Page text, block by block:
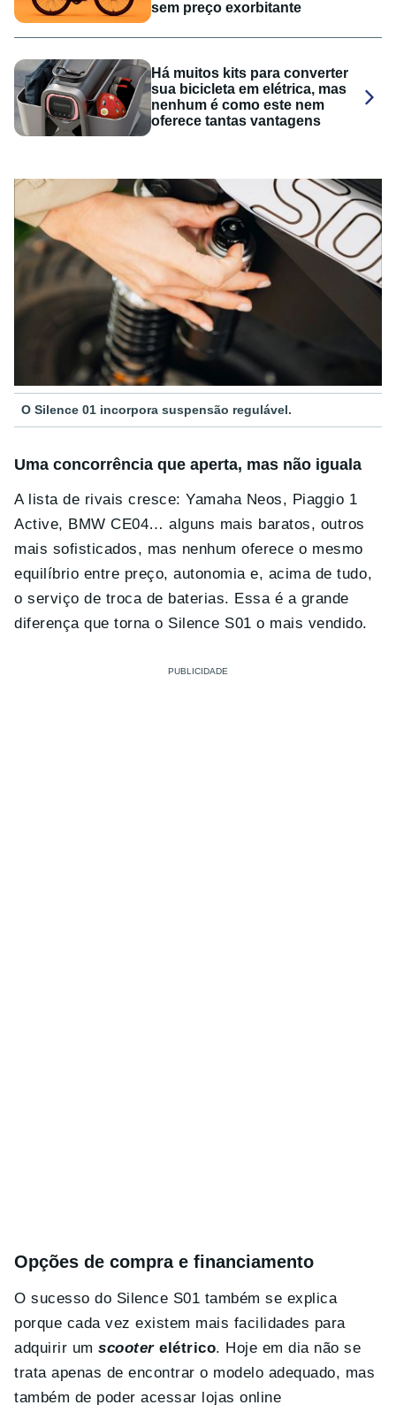
sem preço exorbitante
Há muitos kits para converter
sua bicicleta em elétrica, mas
nenhum é como este nem
oferece tantas vantagens
O Silence 01 incorpora suspensão regulável.
Uma concorrência que aperta, mas não iguala
A lista de rivais cresce: Yamaha Neos, Piaggio 1
Active, BMW CE04… alguns mais baratos, outros
mais sofisticados, mas nenhum oferece o mesmo
equilíbrio entre preço, autonomia e, acima de tudo,
o serviço de troca de baterias. Essa é a grande
diferença que torna o Silence S01 o mais vendido.
Opções de compra e financiamento
O sucesso do Silence S01 também se explica
porque cada vez existem mais facilidades para
adquirir umscooterelétrico. Hoje em dia não se
trata apenas de encontrar o modelo adequado, mas
também de poder acessar lojas online